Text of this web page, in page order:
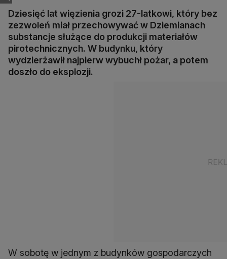
Dziesięć lat więzienia grozi 27-latkowi, który bez
zezwoleń miał przechowywać w Dziemianach
substancje służące do produkcji materiałów
pirotechnicznych. W budynku, który
wydzierżawił najpierw wybuchł pożar, a potem
doszło do eksplozji.
W sobotę w jednym z budynków gospodarczych